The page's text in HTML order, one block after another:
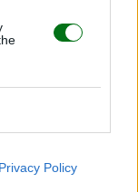
Privacy Policy
fáciles,